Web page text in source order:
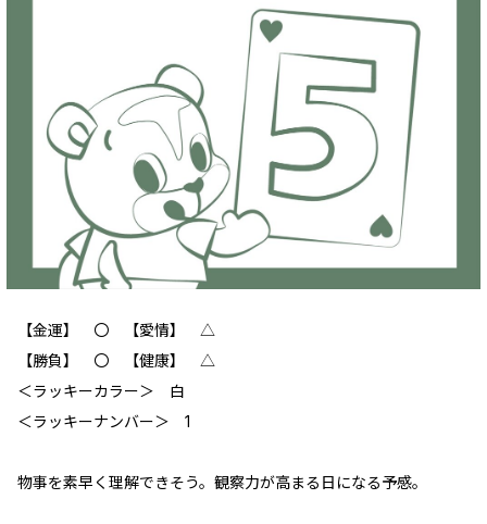
【金運】 ‪‪〇 【愛情】 △
【勝負】 〇 【健康】 △
＜ラッキーカラー＞ 白
＜ラッキーナンバー＞ 1
物事を素早く理解できそう。観察力が高まる日になる予感。